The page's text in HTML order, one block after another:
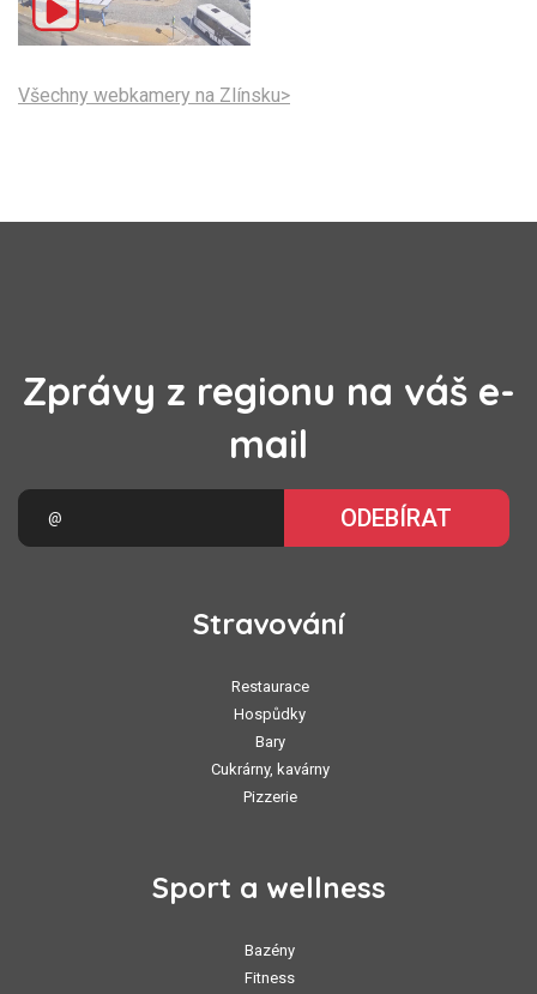
Všechny webkamery na Zlínsku>
Zprávy z regionu na váš e-
mail
ODEBÍRAT
Stravování
Restaurace
Hospůdky
Bary
Cukrárny, kavárny
Pizzerie
Sport a wellness
Bazény
Fitness